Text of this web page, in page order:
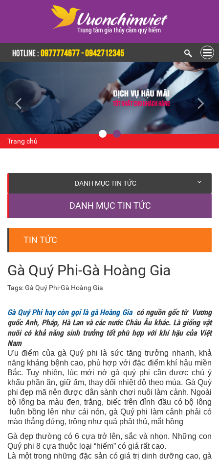
HOTLINE :0977774677 - 0942712345
Trang chủ
DANH MỤC TIN TỨC
DANH MỤC TIN TỨC
TIN TỨC
Gà Quý Phi-Gà Hoàng Gia
Tags:Gà Quý Phi-Gà Hoàng Gia
Gà Quý Phi hay còn gọi là gà Hoàng Gia có nguồn gốc từ Vương
quốc Anh, Pháp, Hà Lan và các nước Châu Âu khác. Là giống vật
nuôi có khả năng sinh trưởng tốt phù hợp với khí hậu của Việt
Nam
Ưu điểm của gà Quý phi là sức tăng trưởng nhanh, khả
năng kháng bệnh cao, phù hợp với đặc điểm khí hậu miền
Bắc. Tuy nhiên, lúc mới nở gà quý phi cần được chú ý
khẩu phần ăn, giữ ấm, thay đổi nhiệt độ theo mùa. Gà Quý
phi đẹp mã nên được dân sành chơi nuôi làm cảnh. Ngoài
bộ lông ba màu đen, trắng, biếc trên đỉnh đầu có bộ lông
luôn bồng lên như cái nón, gà Quý phi làm cảnh phải có
mào thẳng đứng, trông như quả phật thủ, mắt hồng
Gà đẹp thường có 6 cựa trở lên, sắc và nhọn. Những con
Quý phi 8 cựa thuộc loại “hiếm” có giá rất cao.
Là một trong những đặc sản có giá trị dinh dưỡng cao, gà